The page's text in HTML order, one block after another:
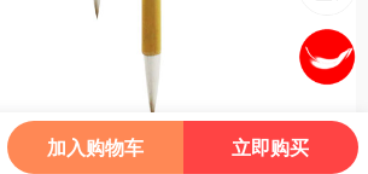
加入购物车 立即购买